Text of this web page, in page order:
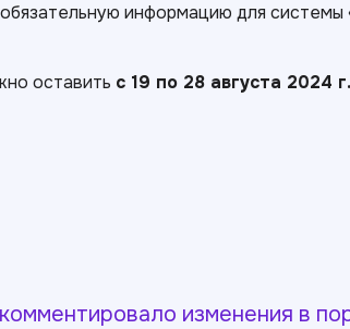
информацию для
оставить с 19 по 28 августа 2024 г.
изменения в